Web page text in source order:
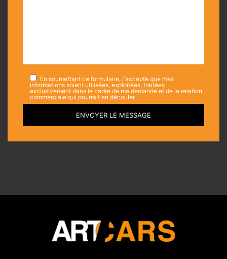
En soumettant ce formulaire, j'accepte que mes
informations soient utilisées, exploitées, traitées
exclusivement dans le cadre de ma demande et de la relation
commerciale qui pourrait en découler.
ENVOYER LE MESSAGE